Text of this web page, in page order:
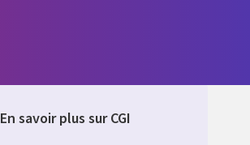
En savoir plus sur CGI